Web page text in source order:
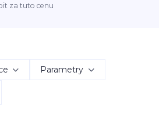
za tuto cenu
Parametry